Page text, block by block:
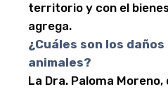
territorio y con el
agrega.
¿Cuáles son los
animales?
La Dra. Paloma